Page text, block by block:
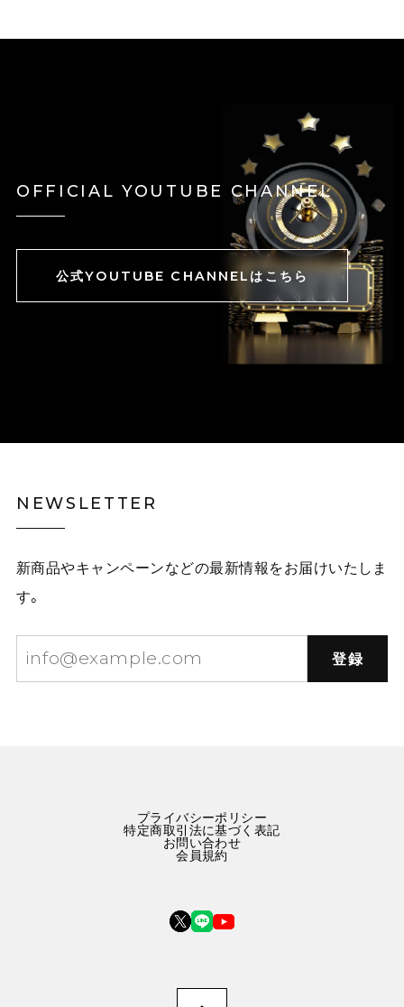
OFFICIAL YOUTUBE CHANNEL
公式YOUTUBE CHANNELはこちら
NEWSLETTER
新商品やキャンペーンなどの最新情報をお届けいたしま
す。
登録
プライバシーポリシー
特定商取引法に基づく表記
お問い合わせ
会員規約